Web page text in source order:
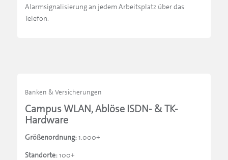
Alarmsignalisierung an jedem Arbeitsplatz über das
Telefon.
Banken & Versicherungen
Campus WLAN, Ablöse ISDN- & TK-
Hardware
Größenordnung:1.000+
Standorte:100+